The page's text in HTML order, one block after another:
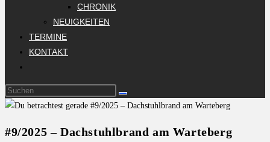
CHRONIK
NEUIGKEITEN
TERMINE
KONTAKT
#9/2025 – Dachstuhlbrand am Warteberg